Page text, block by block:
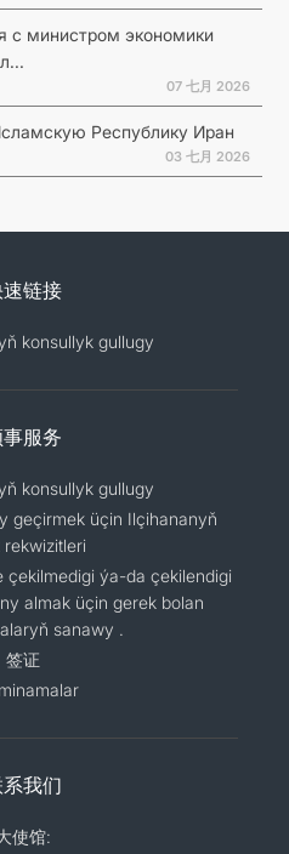
с министром экономики
07 七月 2026
Республику Иран
03 七月 2026
链接
konsullyk gullugy
服务
konsullyk gullugy
geçirmek üçin Ilçihananyň
rekwizitleri
çekilmedigi ýa-da çekilendigi
almak üçin gerek bolan
sanawy .
签证
我们
使馆: